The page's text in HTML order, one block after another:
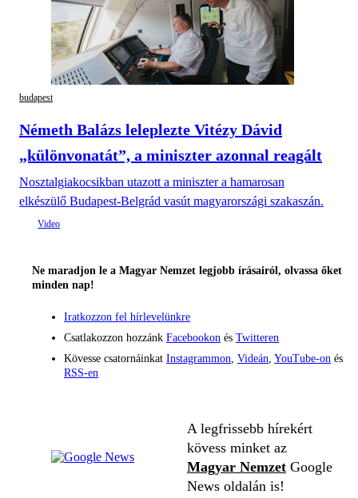
budapest
Németh Balázs leleplezte Vitézy Dávid
„különvonatát”, a miniszter azonnal reagált
Nosztalgiakocsikban utazott a miniszter a hamarosan
elkészülő Budapest-Belgrád vasút magyarországi szakaszán.
Ne maradjon le a Magyar Nemzet legjobb írásairól, olvassa őket
minden nap!
Iratkozzon fel hírlevelünkre
Csatlakozzon hozzánk Facebookon és Twitteren
Kövesse csatornáinkat Instagrammon, Videán, YouTube-on és
RSS-en
A legfrissebb hírekért
kövess minket az
Magyar Nemzet Google
News oldalán is!